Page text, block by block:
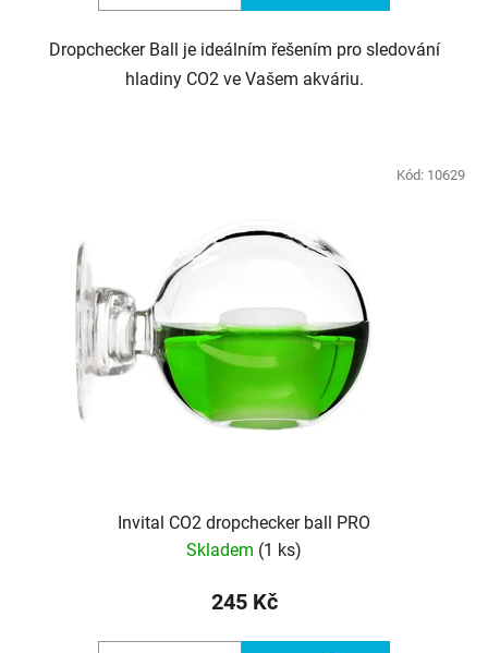
Dropchecker Ball je ideálním řešením pro sledování
hladiny CO2 ve Vašem akváriu.
Invital CO2 dropchecker ball PRO
Skladem (1 ks)
245 Kč
Kód: 10629